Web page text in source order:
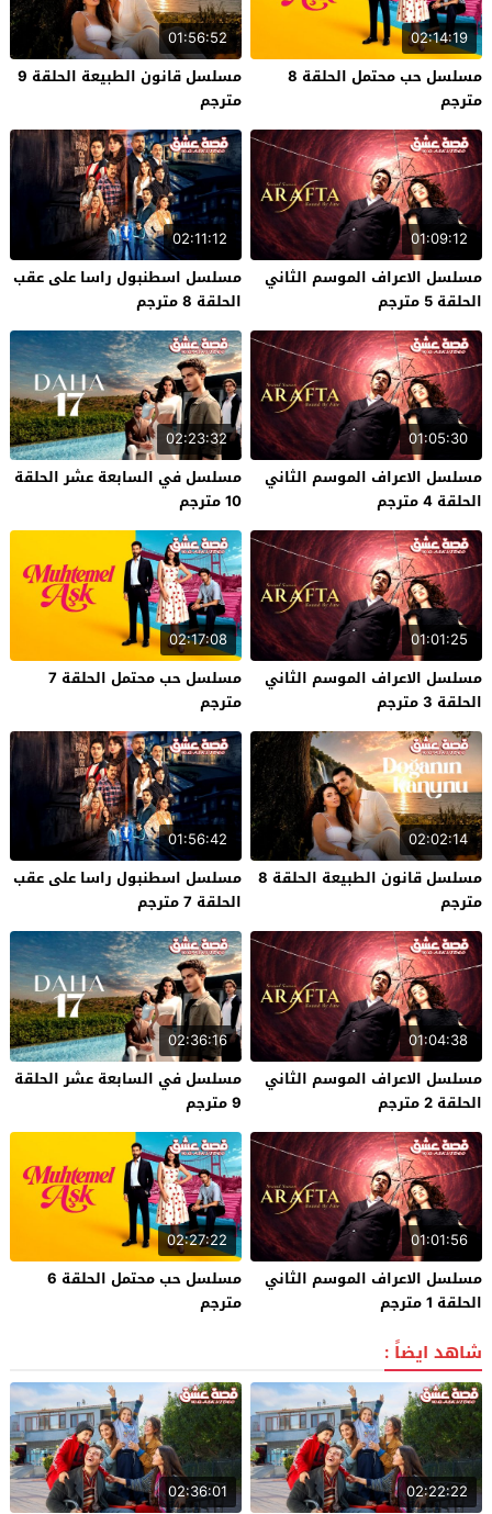
02:14:19
مسلسل حب محتمل الحلقة 8
مترجم
01:56:52
مسلسل قانون الطبيعة الحلقة 9
مترجم
01:09:12
مسلسل الاعراف الموسم الثاني
الحلقة 5 مترجم
02:11:12
مسلسل اسطنبول راسا على عقب
الحلقة 8 مترجم
01:05:30
مسلسل الاعراف الموسم الثاني
الحلقة 4 مترجم
02:23:32
مسلسل في السابعة عشر الحلقة
10 مترجم
01:01:25
مسلسل الاعراف الموسم الثاني
الحلقة 3 مترجم
02:17:08
مسلسل حب محتمل الحلقة 7
مترجم
02:02:14
مسلسل قانون الطبيعة الحلقة 8
مترجم
01:56:42
مسلسل اسطنبول راسا على عقب
الحلقة 7 مترجم
01:04:38
مسلسل الاعراف الموسم الثاني
الحلقة 2 مترجم
02:36:16
مسلسل في السابعة عشر الحلقة
9 مترجم
01:01:56
مسلسل الاعراف الموسم الثاني
الحلقة 1 مترجم
02:27:22
مسلسل حب محتمل الحلقة 6
مترجم
شاهد ايضاً :
02:22:22
02:36:01